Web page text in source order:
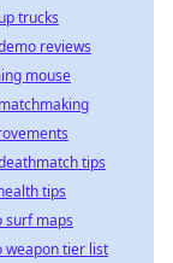
trucks
reviews
mouse
tips
tips
surf maps
weapon tier list